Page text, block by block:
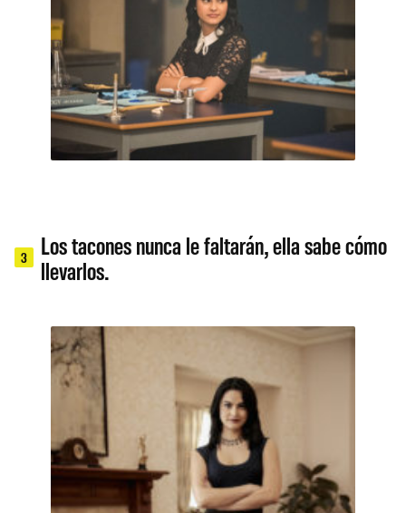
3
Los tacones nunca le faltarán, ella sabe cómo
llevarlos.